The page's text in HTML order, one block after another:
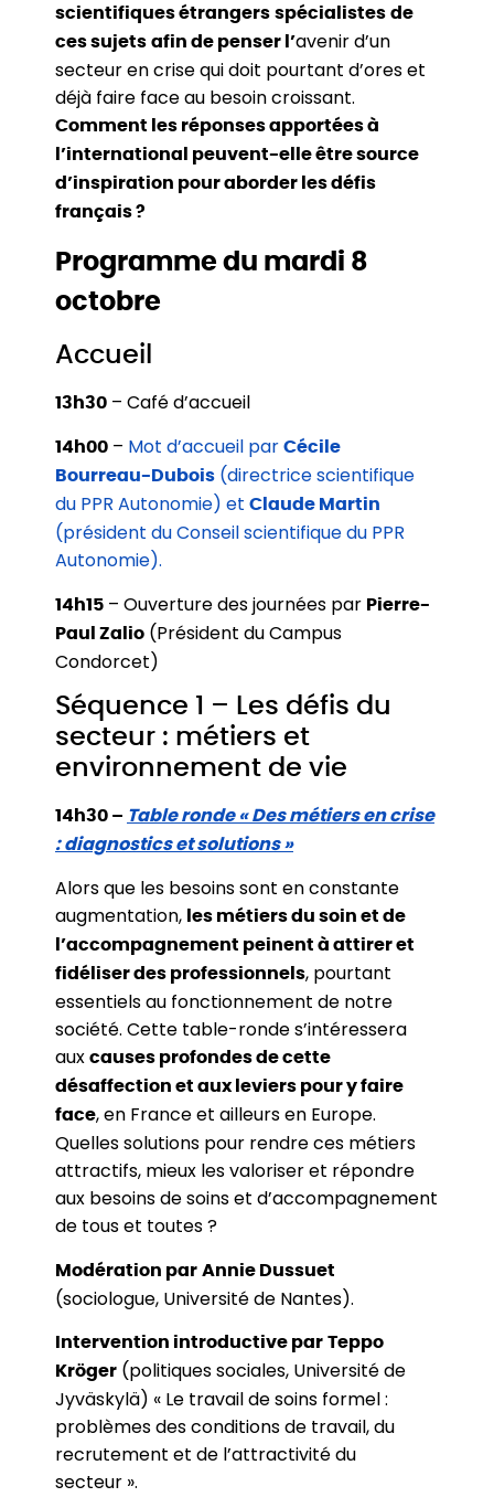
scientifiques étrangers spécialistes de
ces sujets afin de penser l’avenir d’un
secteur en crise qui doit pourtant d’ores et
déjà faire face au besoin croissant.
Comment les réponses apportées à
l’international peuvent-elle être source
d’inspiration pour aborder les défis
français ?
Programme du mardi 8
octobre
Accueil
13h30 – Café d’accueil
14h00 – Mot d’accueil par Cécile
Bourreau-Dubois (directrice scientifique
du PPR Autonomie) et Claude Martin
(président du Conseil scientifique du PPR
Autonomie).
14h15 – Ouverture des journées par Pierre-
Paul Zalio (Président du Campus
Condorcet)
Séquence 1 – Les défis du
secteur : métiers et
environnement de vie
14h30 – Table ronde « Des métiers en crise
: diagnostics et solutions »
Alors que les besoins sont en constante
augmentation, les métiers du soin et de
l’accompagnement peinent à attirer et
fidéliser des professionnels, pourtant
essentiels au fonctionnement de notre
société. Cette table-ronde s’intéressera
aux causes profondes de cette
désaffection et aux leviers pour y faire
face, en France et ailleurs en Europe.
Quelles solutions pour rendre ces métiers
attractifs, mieux les valoriser et répondre
aux besoins de soins et d’accompagnement
de tous et toutes ?
Modération par Annie Dussuet
(sociologue, Université de Nantes).
Intervention introductive par Teppo
Kröger (politiques sociales, Université de
Jyväskylä) « Le travail de soins formel :
problèmes des conditions de travail, du
recrutement et de l’attractivité du
secteur ».